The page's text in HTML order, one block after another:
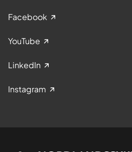
Facebook
YouTube
LinkedIn
Instagram